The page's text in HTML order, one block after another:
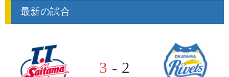
最新の試合
3 - 2